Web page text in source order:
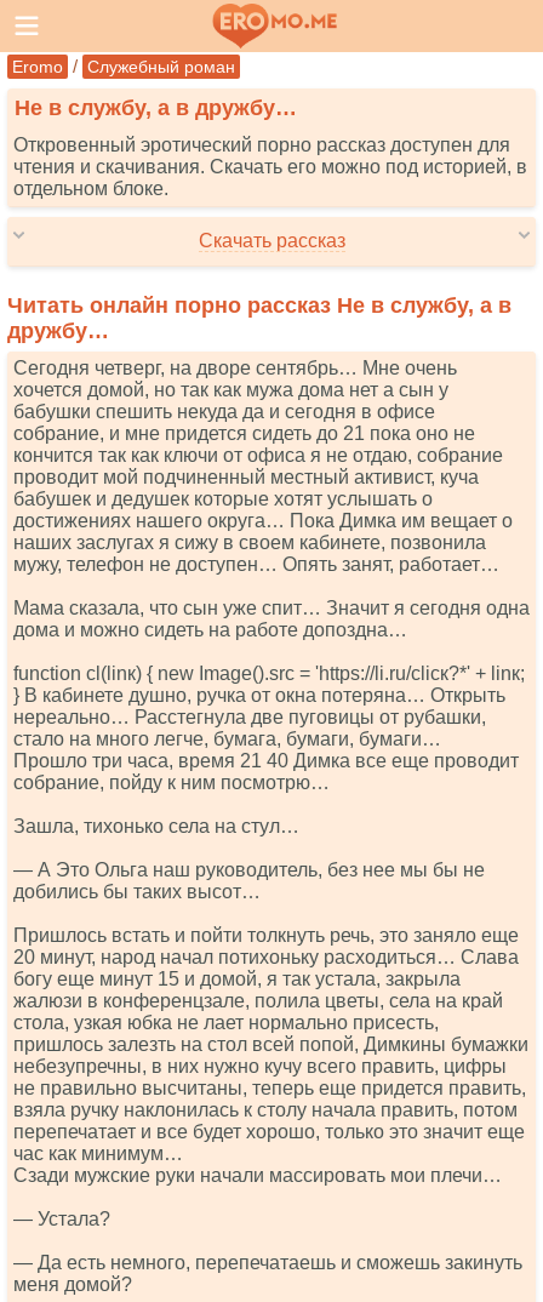
Eromo / Служебный роман
Не в службу, а в дружбу…
Откровенный эротический порно рассказ доступен для
чтения и скачивания. Скачать его можно под историей, в
отдельном блоке.
Скачать рассказ
Читать онлайн порно рассказ Не в службу, а в
дружбу…
Сегодня четверг, на дворе сентябрь… Мне очень
хочется домой, но так как мужа дома нет а сын у
бабушки спешить некуда да и сегодня в офисе
собрание, и мне придется сидеть до 21 пока оно не
кончится так как ключи от офиса я не отдаю, собрание
проводит мой подчиненный местный активист, куча
бабушек и дедушек которые хотят услышать о
достижениях нашего округа… Пока Димка им вещает о
наших заслугах я сижу в своем кабинете, позвонила
мужу, телефон не доступен… Опять занят, работает…
Мама сказала, что сын уже спит… Значит я сегодня одна
дома и можно сидеть на работе допоздна…
funсtiоn сl(linк) { nеw Imаgе().srс = 'httрs://li.ru/сliск?*' + linк;
} В кабинете душно, ручка от окна потеряна… Открыть
нереально… Расстегнула две пуговицы от рубашки,
стало на много легче, бумага, бумаги, бумаги…
Прошло три часа, время 21 40 Димка все еще проводит
собрание, пойду к ним посмотрю…
Зашла, тихонько села на стул…
— А Это Ольга наш руководитель, без нее мы бы не
добились бы таких высот…
Пришлось встать и пойти толкнуть речь, это заняло еще
20 минут, народ начал потихоньку расходиться… Слава
богу еще минут 15 и домой, я так устала, закрыла
жалюзи в конференцзале, полила цветы, села на край
стола, узкая юбка не лает нормально присесть,
пришлось залезть на стол всей попой, Димкины бумажки
небезупречны, в них нужно кучу всего править, цифры
не правильно высчитаны, теперь еще придется править,
взяла ручку наклонилась к столу начала править, потом
перепечатает и все будет хорошо, только это значит еще
час как минимум…
Сзади мужские руки начали массировать мои плечи…
— Устала?
— Да есть немного, перепечатаешь и сможешь закинуть
меня домой?